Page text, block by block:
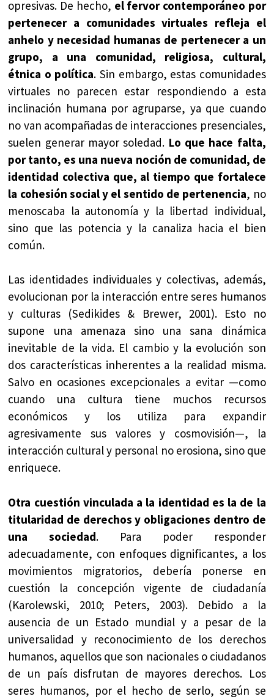
opresivas. De hecho, el fervor contemporáneo por
pertenecer a comunidades virtuales refleja el
anhelo y necesidad humanas de pertenecer a un
grupo, a una comunidad, religiosa, cultural,
étnica o política. Sin embargo, estas comunidades
virtuales no parecen estar respondiendo a esta
inclinación humana por agruparse, ya que cuando
no van acompañadas de interacciones presenciales,
suelen generar mayor soledad. Lo que hace falta,
por tanto, es una nueva noción de comunidad, de
identidad colectiva que, al tiempo que fortalece
la cohesión social y el sentido de pertenencia, no
menoscaba la autonomía y la libertad individual,
sino que las potencia y la canaliza hacia el bien
común.
Las identidades individuales y colectivas, además,
evolucionan por la interacción entre seres humanos
y culturas (Sedikides & Brewer, 2001). Esto no
supone una amenaza sino una sana dinámica
inevitable de la vida. El cambio y la evolución son
dos características inherentes a la realidad misma.
Salvo en ocasiones excepcionales a evitar —como
cuando una cultura tiene muchos recursos
económicos y los utiliza para expandir
agresivamente sus valores y cosmovisión—, la
interacción cultural y personal no erosiona, sino que
enriquece.
Otra cuestión vinculada a la identidad es la de la
titularidad de derechos y obligaciones dentro de
una sociedad. Para poder responder
adecuadamente, con enfoques dignificantes, a los
movimientos migratorios, debería ponerse en
cuestión la concepción vigente de ciudadanía
(Karolewski, 2010; Peters, 2003). Debido a la
ausencia de un Estado mundial y a pesar de la
universalidad y reconocimiento de los derechos
humanos, aquellos que son nacionales o ciudadanos
de un país disfrutan de mayores derechos. Los
seres humanos, por el hecho de serlo, según se